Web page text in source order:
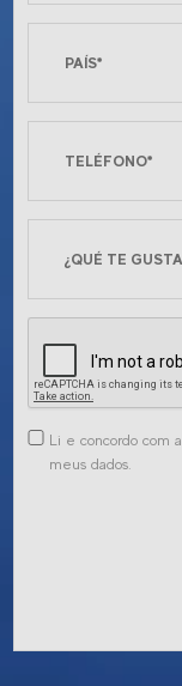
Li e concordo com a
meus dados.